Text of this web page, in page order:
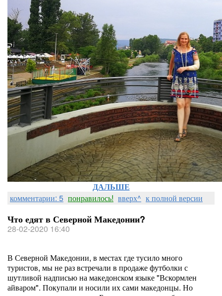
ДАЛЬШЕ
комментарии: 5 понравилось! вверх^ к полной версии
Что едят в Северной Македонии?
28-02-2020 16:40
В Северной Македонии, в местах где тусило много
туристов, мы не раз встречали в продаже футболки с
шутливой надписью на македонском языке "Вскормлен
айваром". Покупали и носили их сами македонцы. Но